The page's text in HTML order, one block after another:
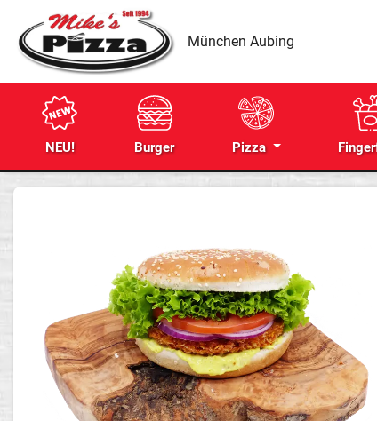
München Aubing
NEU! Burger Pizza